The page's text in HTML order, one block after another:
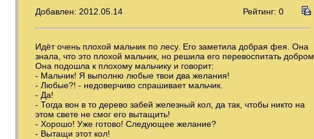
Добавлен: 2012.05.14
Рейтинг: 0
Идёт очень плохой мальчик по лесу. Его заметила добрая фея. Она
знала, что это плохой мальчик, но решила его перевоспитать добром.
Она подошла к плохому мальчику и говорит:
- Мальчик! Я выполню любые твои два желания!
- Любые?! - недоверчиво спрашивает мальчик.
- Да!
- Тогда вон в то дерево забей железный кол, да так, чтобы никто на
этом свете не смог его вытащить!
- Хорошо! Уже готово! Следующее желание?
- Вытащи этот кол!